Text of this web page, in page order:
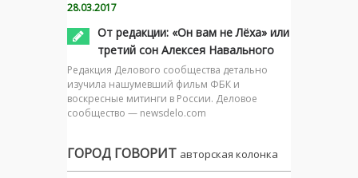
28.03.2017
От редакции: «Он вам не Лёха» или
третий сон Алексея Навального
Редакция Делового сообщества детально
изучила нашумевший фильм ФБК и
воскресные митинги в России. Деловое
сообщество — newsdelo.com
ГОРОД ГОВОРИТ авторская колонка